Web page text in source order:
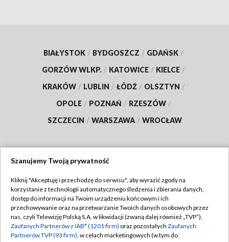
BIAŁYSTOK / BYDGOSZCZ / GDAŃSK /
GORZÓW WLKP. / KATOWICE / KIELCE /
KRAKÓW / LUBLIN / ŁÓDŹ / OLSZTYN /
OPOLE / POZNAŃ / RZESZÓW /
SZCZECIN / WARSZAWA / WROCŁAW
TVP
Abonament TVP
Emisja w TVP
Regulamin TVP
Polityka prywatności
Szanujemy Twoją prywatność
Kliknij "Akceptuję i przechodzę do serwisu", aby wyrazić zgody na
korzystanie z technologii automatycznego śledzenia i zbierania danych,
dostęp do informacji na Twoim urządzeniu końcowym i ich
przechowywanie oraz na przetwarzanie Twoich danych osobowych przez
nas, czyli Telewizję Polską S.A. w likwidacji (zwaną dalej również „TVP”),
Zaufanych Partnerów z IAB* (1201 firm) oraz pozostałych Zaufanych
Partnerów TVP (93 firm), w celach marketingowych (w tym do